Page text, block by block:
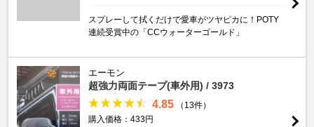
スプレーして拭くだけで愛車がツヤピカに！POTY
連続受賞中の「CCウォーターゴールド」
エーモン
超強力両面テープ(車外用) / 3973
4.85
（13件）
購入価格：433円